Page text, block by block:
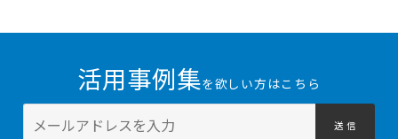
活用事例集を欲しい方はこちら
送 信